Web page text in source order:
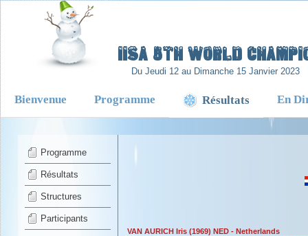
IISA 5TH WORLD
Du Jeudi 12 au Dimanche 15 Janvier 2023
Bienvenue Programme Résultats En
Programme
Résultats
Structures
Participants
VAN AURICH Iris (1969) NED - Netherlands